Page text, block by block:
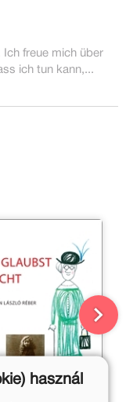
Ich freue mich über
ich tun kann,...
használ